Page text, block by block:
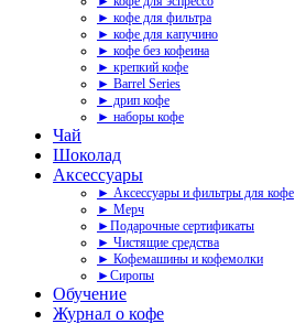
► кофе для фильтра
► кофе для капучино
► кофе без кофеина
► крепкий кофе
► Barrel Series
► дрип кофе
► наборы кофе
Чай
Шоколад
Аксессуары
► Аксессуары и фильтры для кофе
► Мерч
►Подарочные сертификаты
► Чистящие средства
► Кофемашины и кофемолки
►Сиропы
Обучение
Журнал о кофе